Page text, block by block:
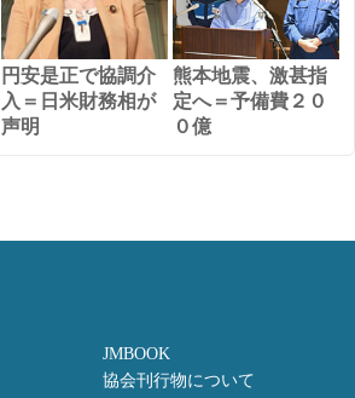
円安是正で協調介
入＝日米財務相が
声明
熊本地震、激甚指
定へ＝予備費２０
０億
JMBOOK
協会刊行物について